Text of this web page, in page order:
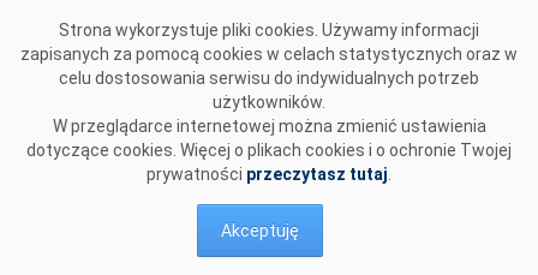
Strona wykorzystuje pliki cookies. Używamy informacji
zapisanych za pomocą cookies w celach statystycznych oraz w
celu dostosowania serwisu do indywidualnych potrzeb
użytkowników.
W przeglądarce internetowej można zmienić ustawienia
dotyczące cookies. Więcej o plikach cookies i o ochronie Twojej
prywatności przeczytasz tutaj
Akceptuję